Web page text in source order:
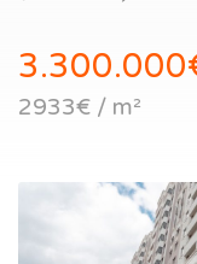
2933€ / m²